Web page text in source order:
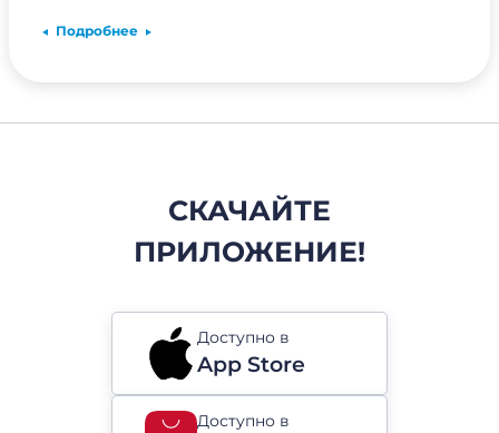
Подробнее
СКАЧАЙТЕ
ПРИЛОЖЕНИЕ!
Доступно в
App Store
Доступно в